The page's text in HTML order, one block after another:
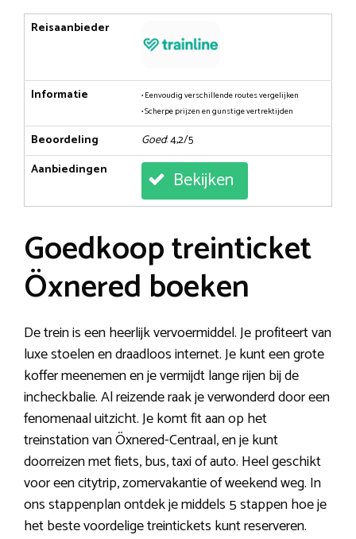
Reisaanbieder
Informatie
• Eenvoudig verschillende routes vergelijken
• Scherpe prijzen en gunstige vertrektijden
Beoordeling Goed: 4,2/5
Aanbiedingen
Bekijken
Goedkoop treinticket
Öxnered boeken
De trein is een heerlijk vervoermiddel. Je profiteert van
luxe stoelen en draadloos internet. Je kunt een grote
koffer meenemen en je vermijdt lange rijen bij de
incheckbalie. Al reizende raak je verwonderd door een
fenomenaal uitzicht. Je komt fit aan op het
treinstation van Öxnered-Centraal, en je kunt
doorreizen met fiets, bus, taxi of auto. Heel geschikt
voor een citytrip, zomervakantie of weekend weg. In
ons stappenplan ontdek je middels 5 stappen hoe je
het beste voordelige treintickets kunt reserveren.